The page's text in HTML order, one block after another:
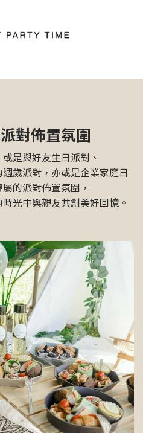
對佈置氛圍
是與好友生日派對、
歲派對，亦或是企業家庭日
的派對佈置氛圍，
光中與親友共創美好回憶。